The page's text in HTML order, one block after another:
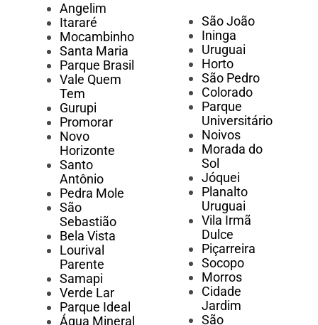
Angelim
Itararé
Mocambinho
Santa Maria
Parque Brasil
Vale Quem
Tem
Gurupi
Promorar
Novo
Horizonte
Santo
Antônio
Pedra Mole
São
Sebastião
Bela Vista
Lourival
Parente
Samapi
Verde Lar
Parque Ideal
Água Mineral
São João
Ininga
Uruguai
Horto
São Pedro
Colorado
Parque
Universitário
Noivos
Morada do
Sol
Jóquei
Planalto
Uruguai
Vila Irmã
Dulce
Piçarreira
Socopo
Morros
Cidade
Jardim
São